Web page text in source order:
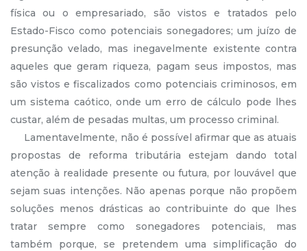
física ou o empresariado, são vistos e tratados pelo
Estado-Fisco como potenciais sonegadores; um juízo de
presunção velado, mas inegavelmente existente contra
aqueles que geram riqueza, pagam seus impostos, mas
são vistos e fiscalizados como potenciais criminosos, em
um sistema caótico, onde um erro de cálculo pode lhes
custar, além de pesadas multas, um processo criminal.
Lamentavelmente, não é possível afirmar que as atuais
propostas de reforma tributária estejam dando total
atenção à realidade presente ou futura, por louvável que
sejam suas intenções. Não apenas porque não propõem
soluções menos drásticas ao contribuinte do que lhes
tratar sempre como sonegadores potenciais, mas
também porque, se pretendem uma simplificação do